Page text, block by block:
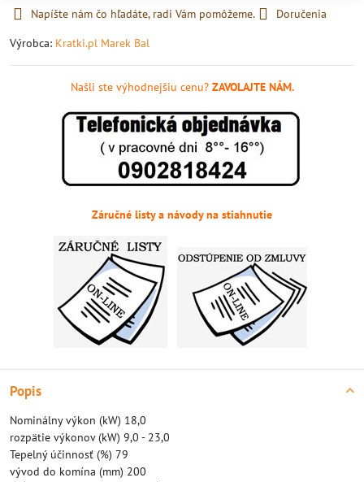
Napíšte nám čo hľadáte, radi Vám pomôžeme.
Doručenia
Výrobca: Kratki.pl Marek Bal
Našli ste výhodnejšiu cenu?ZAVOLAJTE NÁM.
Záručné listy a návody na stiahnutie
Popis
Nominálny výkon (kW) 18,0
rozpätie výkonov (kW) 9,0 - 23,0
Tepelný účinnosť (%) 79
vývod do komína (mm) 200